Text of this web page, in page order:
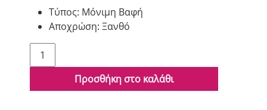
Τύπος: Μόνιμη Βαφή
Αποχρώση: Ξανθό
Jean
Iver
Color
Προσθήκη στο καλάθι